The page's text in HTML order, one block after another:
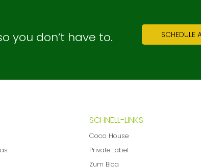
you don’t have to. SCHEDULE
SCHNELL-LINKS
Coco House
Private Label
Zum Blog